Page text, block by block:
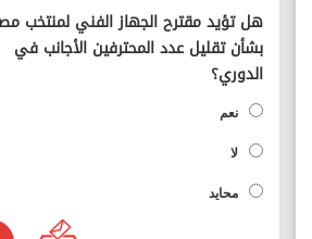
هل تؤيد مقترح الجهاز الفني لمنتخب
بشأن تقليل عدد المحترفين الأجانب في
الدوري؟
نعم
لا
محايد